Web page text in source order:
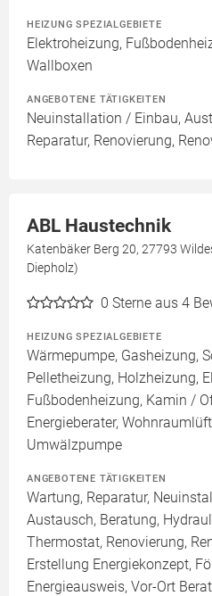
HEIZUNG SPEZIALGEBIETE
Elektroheizung,
Wallboxen
ANGEBOTENE TÄTIGKEITEN
Neuinstallation / Einbau,
Reparatur, Renovierung,
ABL Haustechnik
Katenbäker Berg 20, 27793
Diepholz)
0 Sterne aus 4
HEIZUNG SPEZIALGEBIETE
Wärmepumpe, Gasheizung,
Pelletheizung, Holzheizung,
Fußbodenheizung, Kamin /
Energieberater,
Umwälzpumpe
ANGEBOTENE TÄTIGKEITEN
Wartung, Reparatur,
Austausch, Beratung,
Thermostat, Renovierung,
Erstellung Energiekonzept,
Energieausweis, Vor-Ort